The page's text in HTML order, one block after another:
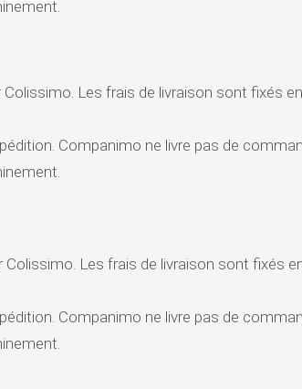
Les frais de livraison sont fixés
Companimo ne livre pas de
Les frais de livraison sont fixés
Companimo ne livre pas de